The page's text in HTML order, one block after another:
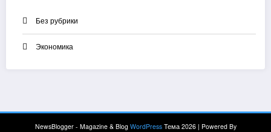
Без рубрики
Экономика
NewsBlogger - Magazine & Blog WordPressТема 2026 | Powered By